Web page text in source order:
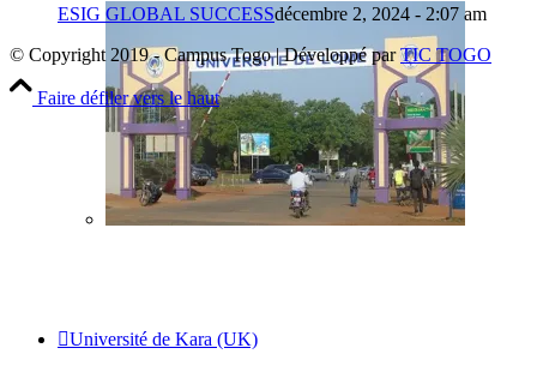
Université de Kara (UK)
ESIG GLOBAL SUCCESSdécembre 2, 2024 - 2:07 am
© Copyright 2019 - Campus Togo | Développé parTIC TOGO
Faire défiler vers le haut